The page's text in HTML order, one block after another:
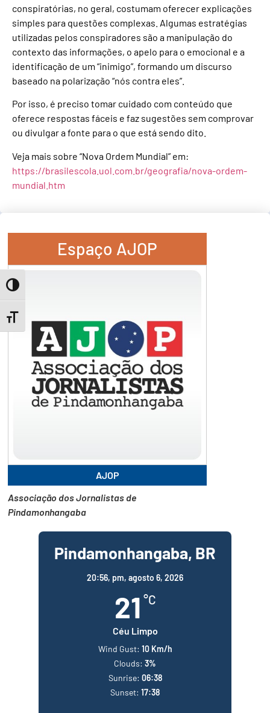
Toggle High Contrast
Toggle Font size
conspiratórias, no geral, costumam oferecer explicações
simples para questões complexas. Algumas estratégias
utilizadas pelos conspiradores são a manipulação do
contexto das informações, o apelo para o emocional e a
identificação de um “inimigo”, formando um discurso
baseado na polarização “nós contra eles”.
Por isso, é preciso tomar cuidado com conteúdo que
oferece respostas fáceis e faz sugestões sem comprovar
ou divulgar a fonte para o que está sendo dito.
Veja mais sobre “Nova Ordem Mundial” em:
https://brasilescola.uol.com.br/geografia/nova-ordem-
mundial.htm
Espaço AJOP
AJOP
Associação dos Jornalistas de
Pindamonhangaba
Pindamonhangaba, BR
20:56, pm, agosto 6, 2026
21 °C
Céu Limpo
Wind Gust: 10 Km/h
Clouds: 3%
Sunrise: 06:38
Sunset: 17:38